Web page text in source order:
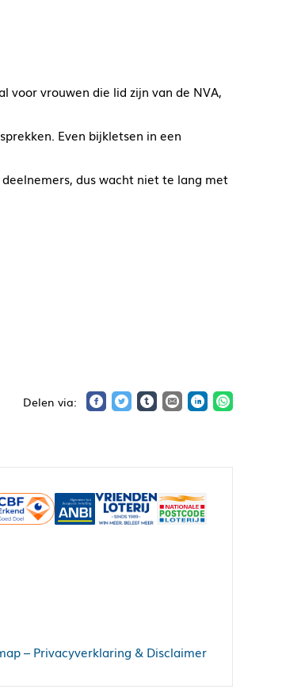
voor vrouwen die lid zijn van de NVA,
Even bijkletsen in een
dus wacht niet te lang met
– Privacyverklaring & Disclaimer